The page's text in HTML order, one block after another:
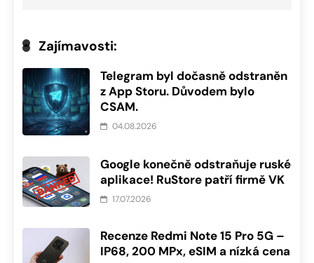
Zajímavosti:
Telegram byl dočasně odstraněn
z App Storu. Důvodem bylo
CSAM.
04.08.2026
Google konečně odstraňuje ruské
aplikace! RuStore patří firmě VK
17.07.2026
Recenze Redmi Note 15 Pro 5G –
IP68, 200 MPx, eSIM a nízká cena